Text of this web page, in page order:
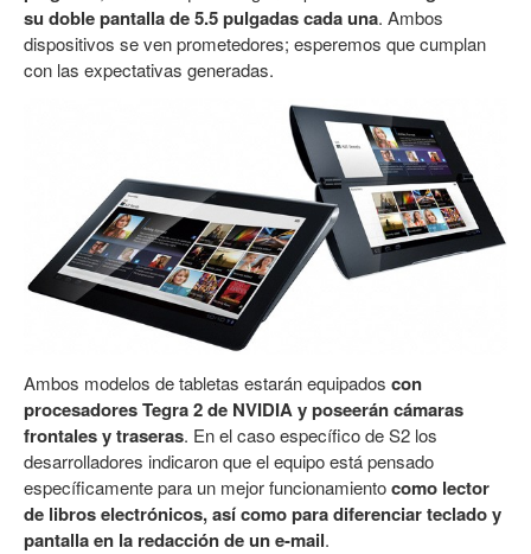
su doble pantalla de 5.5 pulgadas cada una. Ambos
dispositivos se ven prometedores; esperemos que cumplan
con las expectativas generadas.
Ambos modelos de tabletas estarán equipados con
procesadores Tegra 2 de NVIDIA y poseerán cámaras
frontales y traseras. En el caso específico de S2 los
desarrolladores indicaron que el equipo está pensado
específicamente para un mejor funcionamientocomo lector
de libros electrónicos, así como para diferenciar teclado y
pantalla en la redacción de un e-mail.